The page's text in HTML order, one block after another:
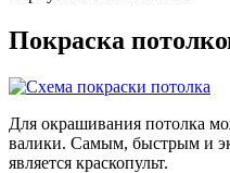
Покраска
Для окрашивания потолка
валики. Самым, быстрым и
является краскопульт.